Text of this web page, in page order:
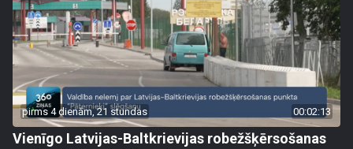
pirms 4 dienām, 21 stundas 00:02:13
Vienīgo Latvijas-Baltkrievijas robežšķērsošanas